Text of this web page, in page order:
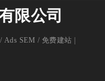
限公司
/ Ads SEM / 免费建站 |